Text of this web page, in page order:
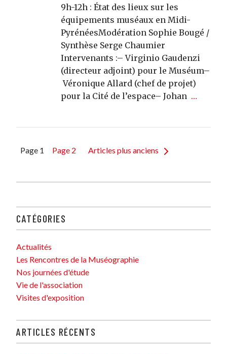
9h-12h : État des lieux sur les
équipements muséaux en Midi-
PyrénéesModération Sophie Bougé /
Synthèse Serge Chaumier
Intervenants :– Virginio Gaudenzi
(directeur adjoint) pour le Muséum–
Véronique Allard (chef de projet)
pour la Cité de l’espace– Johan …
Pagination
publications
Page 1 Page 2 Articles plus anciens
CATÉGORIES
Actualités
Les Rencontres de la Muséographie
Nos journées d'étude
Vie de l'association
Visites d'exposition
ARTICLES RÉCENTS